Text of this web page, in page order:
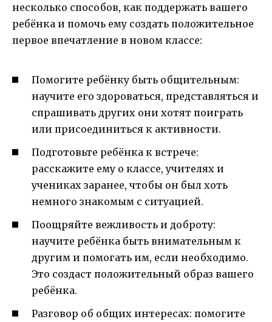
несколько способов, как поддержать вашего
ребёнка и помочь ему создать положительное
первое впечатление в новом классе:
Помогите ребёнку быть общительным:
научите его здороваться, представляться и
спрашивать других они хотят поиграть
или присоединиться к активности.
Подготовьте ребёнка к встрече:
расскажите ему о классе, учителях и
учениках заранее, чтобы он был хоть
немного знакомым с ситуацией.
Поощряйте вежливость и доброту:
научите ребёнка быть внимательным к
другим и помогать им, если необходимо.
Это создаст положительный образ вашего
ребёнка.
Разговор об общих интересах: помогите